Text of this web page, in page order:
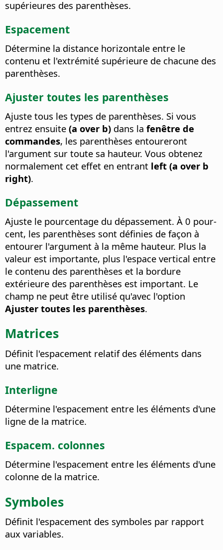
supérieures des parenthèses.
Espacement
Détermine la distance horizontale entre le
contenu et l'extrémité supérieure de chacune des
parenthèses.
Ajuster toutes les parenthèses
Ajuste tous les types de parenthèses. Si vous
entrez ensuite (a over b) dans la fenêtre de
commandes, les parenthèses entoureront
l'argument sur toute sa hauteur. Vous obtenez
normalement cet effet en entrant left (a over b
right).
Dépassement
Ajuste le pourcentage du dépassement. À 0 pour-
cent, les parenthèses sont définies de façon à
entourer l'argument à la même hauteur. Plus la
valeur est importante, plus l'espace vertical entre
le contenu des parenthèses et la bordure
extérieure des parenthèses est important. Le
champ ne peut être utilisé qu'avec l'option
Ajuster toutes les parenthèses.
Matrices
Définit l'espacement relatif des éléments dans
une matrice.
Interligne
Détermine l'espacement entre les éléments d'une
ligne de la matrice.
Espacem. colonnes
Détermine l'espacement entre les éléments d'une
colonne de la matrice.
Symboles
Définit l'espacement des symboles par rapport
aux variables.